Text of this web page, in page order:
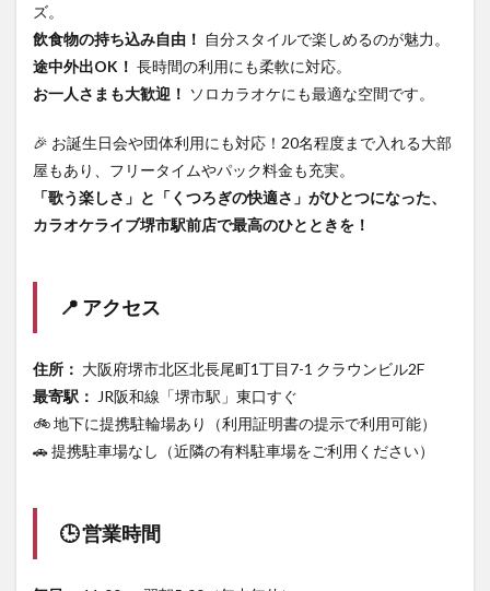
ズ。
飲食物の持ち込み自由！ 自分スタイルで楽しめるのが魅力。
途中外出OK！ 長時間の利用にも柔軟に対応。
お一人さまも大歓迎！ ソロカラオケにも最適な空間です。
🎉 お誕生日会や団体利用にも対応！20名程度まで入れる大部
屋もあり、フリータイムやパック料金も充実。
「歌う楽しさ」と「くつろぎの快適さ」がひとつになった、
カラオケライブ堺市駅前店で最高のひとときを！
📍 アクセス
住所： 大阪府堺市北区北長尾町1丁目7-1 クラウンビル2F
最寄駅： JR阪和線「堺市駅」東口すぐ
🚲 地下に提携駐輪場あり（利用証明書の提示で利用可能）
🚗 提携駐車場なし（近隣の有料駐車場をご利用ください）
🕒 営業時間